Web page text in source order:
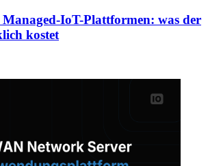
Managed-IoT-Plattformen: was der
kostet